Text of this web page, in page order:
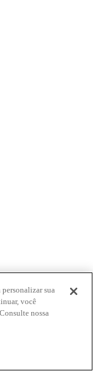
personalizar sua
você
nossa